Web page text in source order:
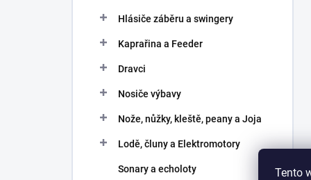
Tento
Hlásiče záběru a swingery
Kaprařina a Feeder
Dravci
Nosiče výbavy
Nože, nůžky, kleště, peany a Joja
Lodě, čluny a Elektromotory
Sonary a echoloty